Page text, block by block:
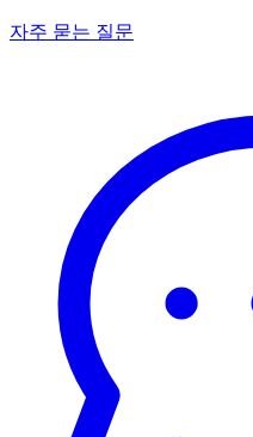
자주 묻는 질문